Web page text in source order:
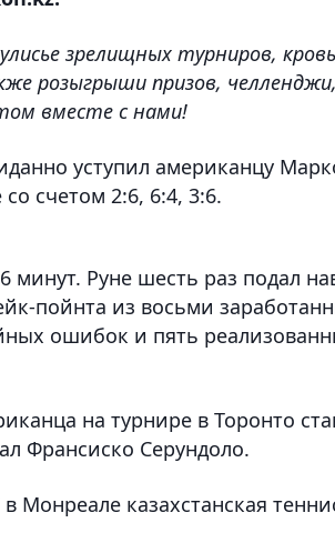
зрелищных турниров,
розыгрыши призов,
вместе с нами!
уступил американцу
счетом 2:6, 6:4, 3:6.
минут. Руне шесть раз подал
пойнта из восьми
ошибок и пять
на турнире в Торонто
Франсиско Серундоло.
Монреале казахстанская